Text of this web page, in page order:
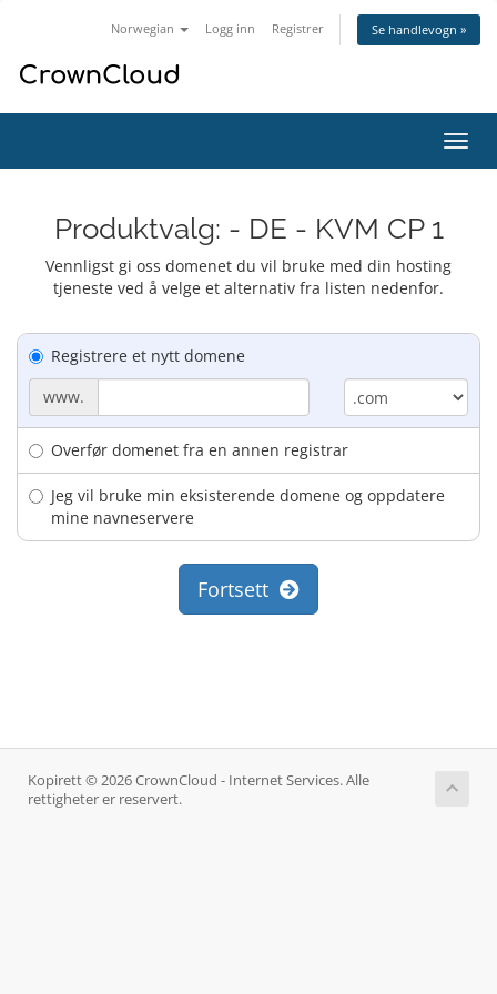
Norwegian Logg inn Registrer Se handlevogn »
Bytt
Produktvalg: - DE - KVM CP 1
Vennligst gi oss domenet du vil bruke med din hosting
tjeneste ved å velge et alternativ fra listen nedenfor.
Registrere et nytt domene
www.
Overfør domenet fra en annen registrar
Jeg vil bruke min eksisterende domene og oppdatere
mine navneservere
Fortsett
Kopirett © 2026 CrownCloud - Internet Services. Alle
rettigheter er reservert.